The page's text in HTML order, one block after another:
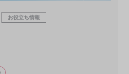
お役立ち情報